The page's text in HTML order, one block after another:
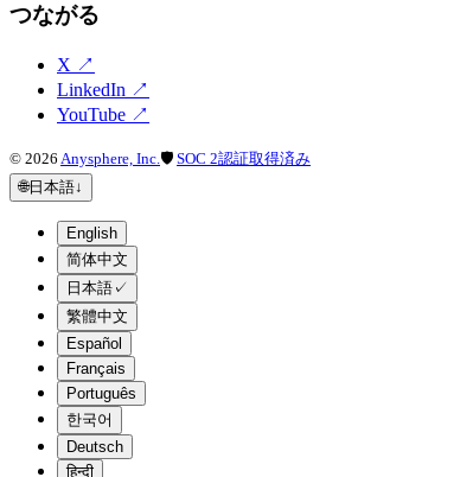
つながる
X ↗
LinkedIn ↗
YouTube ↗
© 2026 Anysphere, Inc. 🛡 SOC 2認証取得済み
🌐日本語↓
English
简体中文
日本語 ✓
繁體中文
Español
Français
Português
한국어
Deutsch
हिन्दी